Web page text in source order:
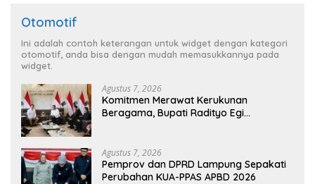
Otomotif
Ini adalah contoh keterangan untuk widget dengan kategori
otomotif, anda bisa dengan mudah memasukkannya pada
widget.
Agustus 7, 2026
Komitmen Merawat Kerukunan
Beragama, Bupati Radityo Egi
Agustus 7, 2026
Pemprov dan DPRD Lampung Sepakati
Perubahan KUA-PPAS APBD 2026